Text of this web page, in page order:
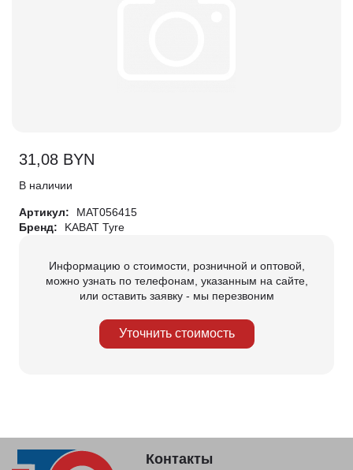
31,08 BYN
В наличии
Артикул:
МАТ056415
Бренд:
KABAT Tyre
Информацию о стоимости, розничной и оптовой,
можно узнать по телефонам, указанным на сайте,
или оставить заявку - мы перезвоним
Уточнить стоимость
Контакты